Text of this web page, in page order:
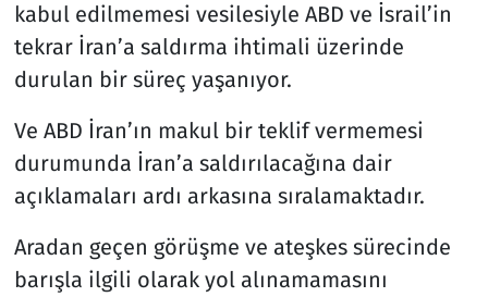
kabul edilmemesi vesilesiyle ABD ve İsrail’in
tekrar İran’a saldırma ihtimali üzerinde
durulan bir süreç yaşanıyor.
Ve ABD İran’ın makul bir teklif vermemesi
durumunda İran’a saldırılacağına dair
açıklamaları ardı arkasına sıralamaktadır.
Aradan geçen görüşme ve ateşkes sürecinde
barışla ilgili olarak yol alınamamasını
Ramazan
Resmi İlanlar
Rüya Tabirleri
Sağlık
Savunma Sanayi